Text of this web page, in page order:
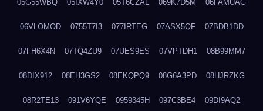
05G55WBQ 05IXW4Y0 05T6CZAL 069K7D5M 06FAMUAG
06VLOMOD 0755T7I3 077IRTEG 07ASX5QF 07BDB1DD
07FH6X4N 07TQ4ZU9 07UES9ES 07VPTDH1 08B99MM7
08DIX912 08EH3GS2 08EKQPQ9 08G6A3PD 08HJRZKG
08R2TE13 091V6YQE 0959345H 097C3BE4 09DI9AQ2